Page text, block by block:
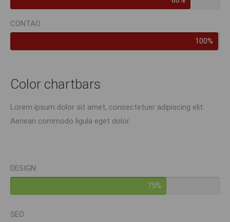
CONTAO
100%
Color chartbars
Lorem ipsum dolor sit amet, consectetuer adipiscing elit.
Aenean commodo ligula eget dolor.
DESIGN
75%
SEO